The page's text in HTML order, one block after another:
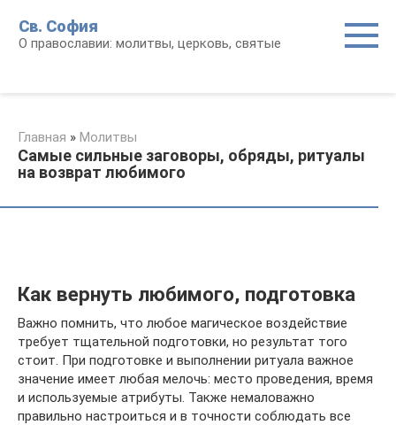
контенту
Св. София
О православии: молитвы, церковь, святые
Главная » Молитвы
Самые сильные заговоры, обряды, ритуалы
на возврат любимого
Как вернуть любимого, подготовка
Важно помнить, что любое магическое воздействие
требует тщательной подготовки, но результат того
стоит. При подготовке и выполнении ритуала важное
значение имеет любая мелочь: место проведения, время
и используемые атрибуты. Также немаловажно
правильно настроиться и в точности соблюдать все